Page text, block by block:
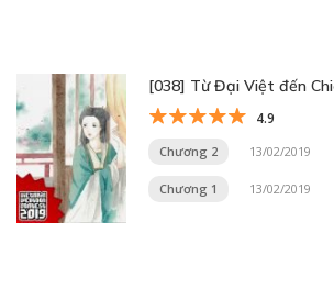
[038] Từ Đại Việt đến
4.9
Chương 2 13/02/2019
Chương 1 13/02/2019